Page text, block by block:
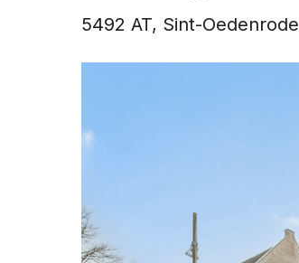
5492 AT, Sint-Oedenrode